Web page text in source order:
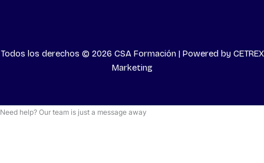
Todos los derechos © 2026 CSA Formación | Powered by CETREX
Marketing
Need help? Our team is just a message away